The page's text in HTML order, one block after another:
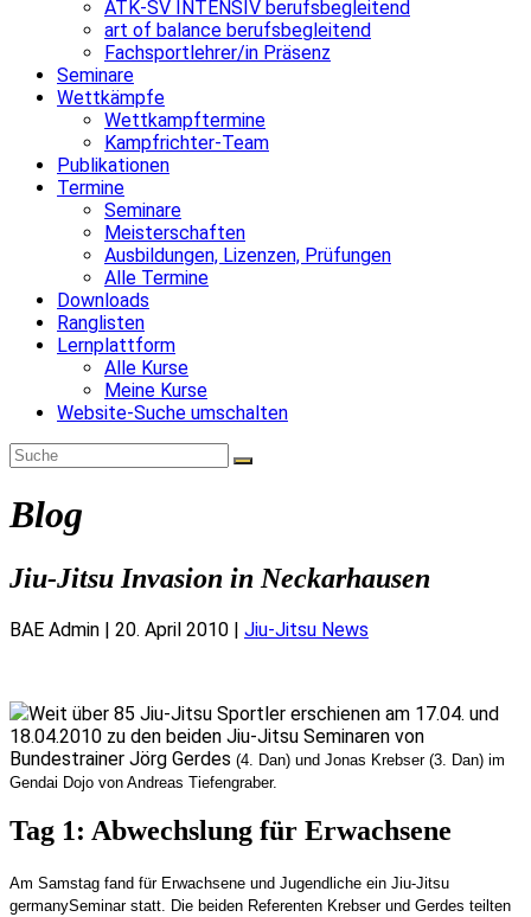
ATK-SV INTENSIV berufsbegleitend
art of balance berufsbegleitend
Fachsportlehrer/in Präsenz
Seminare
Wettkämpfe
Wettkampftermine
Kampfrichter-Team
Publikationen
Termine
Seminare
Meisterschaften
Ausbildungen, Lizenzen, Prüfungen
Alle Termine
Downloads
Ranglisten
Lernplattform
Alle Kurse
Meine Kurse
Website-Suche umschalten
Blog
Jiu-Jitsu Invasion in Neckarhausen
BAE Admin | 20. April 2010 | Jiu-Jitsu News
Weit über 85 Jiu-Jitsu Sportler erschienen am 17.04. und
18.04.2010 zu den beiden Jiu-Jitsu Seminaren von
Bundestrainer Jörg Gerdes (4. Dan) und Jonas Krebser (3. Dan) im
Gendai Dojo von Andreas Tiefengraber.
Tag 1: Abwechslung für Erwachsene
Am Samstag fand für Erwachsene und Jugendliche ein Jiu-Jitsu
germanySeminar statt. Die beiden Referenten Krebser und Gerdes teilten